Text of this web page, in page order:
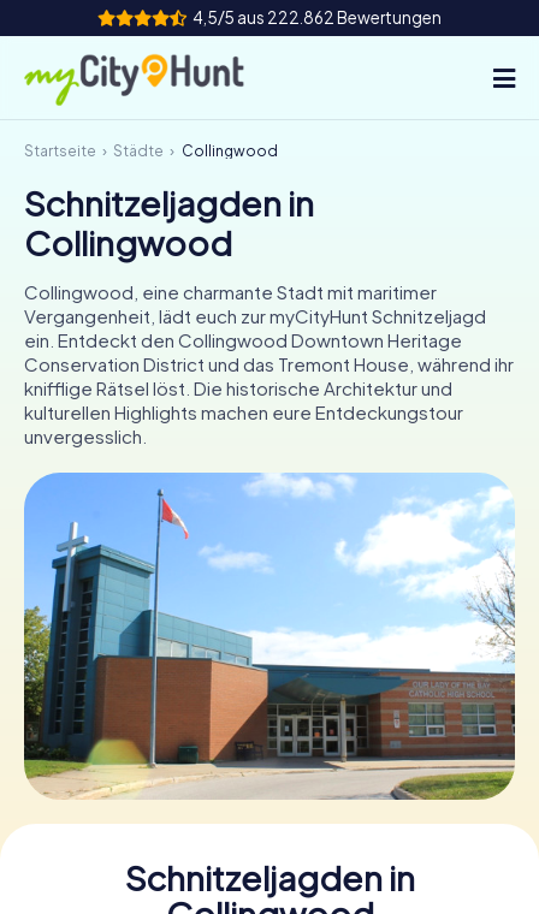
4,5/5 aus 222.862 Bewertungen
So funktioniert's
Städte
Teamevent
Tickets
INT
ES
FR UK
IE
Gutscheine bestellen
Startseite Städte Collingwood
Schnitzeljagden in
Collingwood
Collingwood, eine charmante Stadt mit maritimer
Vergangenheit, lädt euch zur myCityHunt Schnitzeljagd
ein. Entdeckt den Collingwood Downtown Heritage
Conservation District und das Tremont House, während ihr
knifflige Rätsel löst. Die historische Architektur und
kulturellen Highlights machen eure Entdeckungstour
unvergesslich.
Schnitzeljagden in